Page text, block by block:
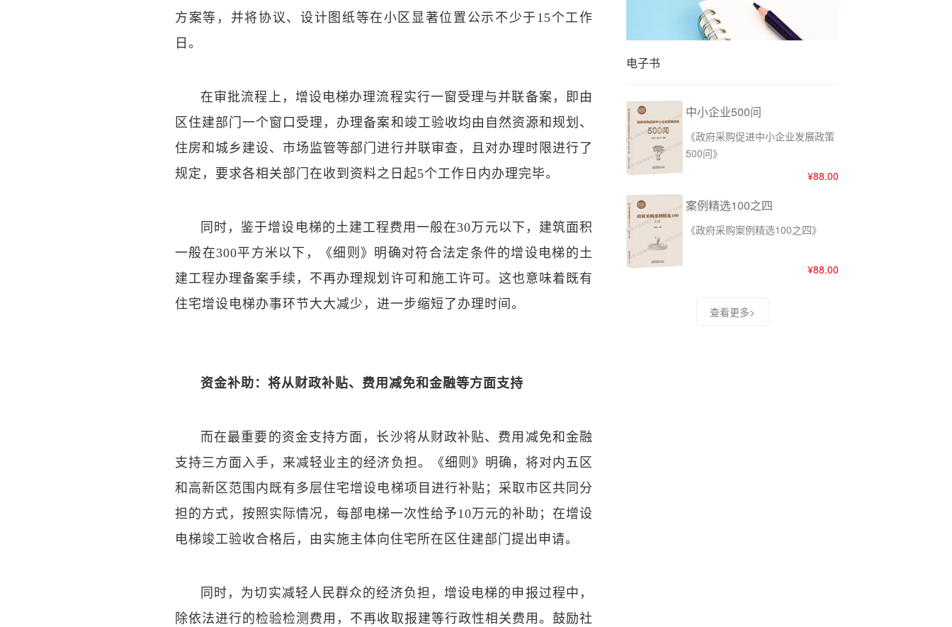
方案等，并将协议、设计图纸等在小区显著位置公示不少于15个工作
日。
在审批流程上，增设电梯办理流程实行一窗受理与并联备案，即由
区住建部门一个窗口受理，办理备案和竣工验收均由自然资源和规划、
住房和城乡建设、市场监管等部门进行并联审查，且对办理时限进行了
规定，要求各相关部门在收到资料之日起5个工作日内办理完毕。
同时，鉴于增设电梯的土建工程费用一般在30万元以下，建筑面积
一般在300平方米以下，《细则》明确对符合法定条件的增设电梯的土
建工程办理备案手续，不再办理规划许可和施工许可。这也意味着既有
住宅增设电梯办事环节大大减少，进一步缩短了办理时间。
资金补助：将从财政补贴、费用减免和金融等方面支持
而在最重要的资金支持方面，长沙将从财政补贴、费用减免和金融
支持三方面入手，来减轻业主的经济负担。《细则》明确，将对内五区
和高新区范围内既有多层住宅增设电梯项目进行补贴；采取市区共同分
担的方式，按照实际情况，每部电梯一次性给予10万元的补助；在增设
电梯竣工验收合格后，由实施主体向住宅所在区住建部门提出申请。
同时，为切实减轻人民群众的经济负担，增设电梯的申报过程中，
除依法进行的检验检测费用，不再收取报建等行政性相关费用。鼓励社
电子书
中小企业500问
《政府采购促进中小企业发展政策
500问》
¥88.00
案例精选100之四
《政府采购案例精选100之四》
¥88.00
查看更多>